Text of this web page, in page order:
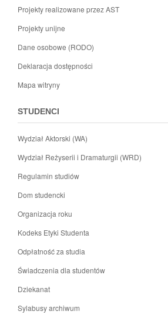
Projekty realizowane przez AST
Projekty unijne
Dane osobowe (RODO)
Deklaracja dostępności
Mapa witryny
STUDENCI
Wydział Aktorski (WA)
Wydział Reżyserii i Dramaturgii (WRD)
Regulamin studiów
Dom studencki
Organizacja roku
Kodeks Etyki Studenta
Odpłatność za studia
Świadczenia dla studentów
Dziekanat
Sylabusy archiwum